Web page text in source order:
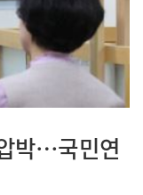
박…국민연